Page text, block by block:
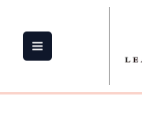
contenu